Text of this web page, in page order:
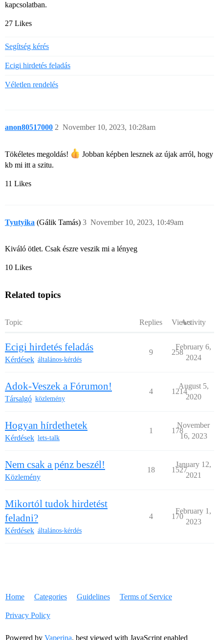
kapcsolatban.
27 Likes
Segítség kérés
Ecigi hirdetés feladás
Véletlen rendelés
anon80517000 November 10, 2023, 10:28am
2
Tökéletes megoldás!
Jobban képben lesznek az újak arról, hogy
kb mi itt a szitu.
11 Likes
Tyutyika (Gálik Tamás) November 10, 2023, 10:49am
3
Kiváló ötlet. Csak észre veszik mi a lényeg
10 Likes
Related topics
Topic Replies ViewsActivity
Ecigi hirdetés feladás
Kérdések általános-kérdés
9 258
February 6,
2024
Adok-Veszek a Fórumon!
Társalgó közlemény
4 1214
August 5,
2020
Hogyan hírdethetek
Kérdések lets-talk
1 178
November
16, 2023
Nem csak a pénz beszél!
Közlemény
18 1527
January 12,
2021
Mikortól tudok hirdetést
feladni?
Kérdések általános-kérdés
4 170
February 1,
2023
Home Categories Guidelines Terms of Service
Privacy Policy
Powered by Vaperina, best viewed with JavaScript enabled